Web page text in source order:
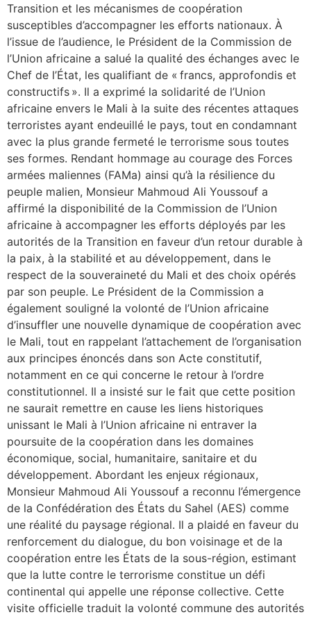
Transition et les mécanismes de coopération
susceptibles d’accompagner les efforts nationaux. À
l’issue de l’audience, le Président de la Commission de
l’Union africaine a salué la qualité des échanges avec le
Chef de l’État, les qualifiant de « francs, approfondis et
constructifs ». Il a exprimé la solidarité de l’Union
africaine envers le Mali à la suite des récentes attaques
terroristes ayant endeuillé le pays, tout en condamnant
avec la plus grande fermeté le terrorisme sous toutes
ses formes. Rendant hommage au courage des Forces
armées maliennes (FAMa) ainsi qu’à la résilience du
peuple malien, Monsieur Mahmoud Ali Youssouf a
affirmé la disponibilité de la Commission de l’Union
africaine à accompagner les efforts déployés par les
autorités de la Transition en faveur d’un retour durable à
la paix, à la stabilité et au développement, dans le
respect de la souveraineté du Mali et des choix opérés
par son peuple. Le Président de la Commission a
également souligné la volonté de l’Union africaine
d’insuffler une nouvelle dynamique de coopération avec
le Mali, tout en rappelant l’attachement de l’organisation
aux principes énoncés dans son Acte constitutif,
notamment en ce qui concerne le retour à l’ordre
constitutionnel. Il a insisté sur le fait que cette position
ne saurait remettre en cause les liens historiques
unissant le Mali à l’Union africaine ni entraver la
poursuite de la coopération dans les domaines
économique, social, humanitaire, sanitaire et du
développement. Abordant les enjeux régionaux,
Monsieur Mahmoud Ali Youssouf a reconnu l’émergence
de la Confédération des États du Sahel (AES) comme
une réalité du paysage régional. Il a plaidé en faveur du
renforcement du dialogue, du bon voisinage et de la
coopération entre les États de la sous-région, estimant
que la lutte contre le terrorisme constitue un défi
continental qui appelle une réponse collective. Cette
visite officielle traduit la volonté commune des autorités